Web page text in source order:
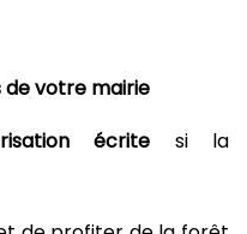
de votre mairie
écrite si la